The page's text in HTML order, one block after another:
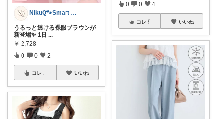
NikuQ🐾Smart Choice
うるっと透ける裸眼ブラウンが
新登場✨ 1日 ...
￥ 2,728
0 0 2
コレ いいね
0 0 4
コレ いいね